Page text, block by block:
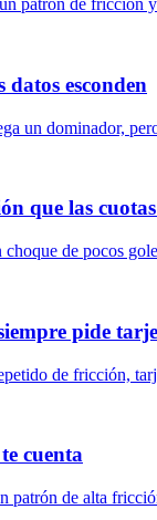
patrón de fricción
esconden
un dominador,
que las
de pocos
pide
de fricción,
cuenta
de alta